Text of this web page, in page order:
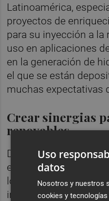
Latinoamérica,
proyectos de
para su inyección a la
uso en aplicaciones
en la generación de
el que se están
muchas expectativas
Crear sinergias
renovables
De esta manera,
en común su
los sectores en los
impulsar sinergias
Uso
datos
Nosotros y nuestros
cookies y